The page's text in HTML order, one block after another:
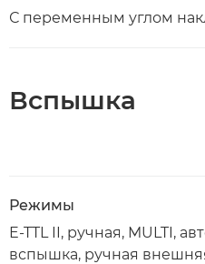
С переменным углом
Вспышка
Режимы
E-TTL II, ручная, MULTI,
вспышка, ручная